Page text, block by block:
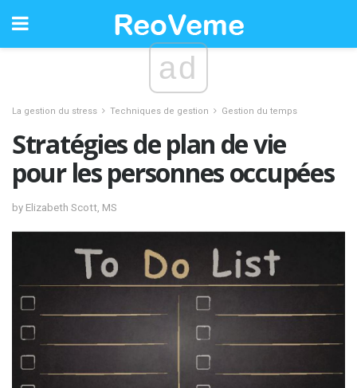
ad
La gestion du stress Techniques de gestion Gestion du temps
Stratégies de plan de vie
pour les personnes occupées
by Elizabeth Scott, MS